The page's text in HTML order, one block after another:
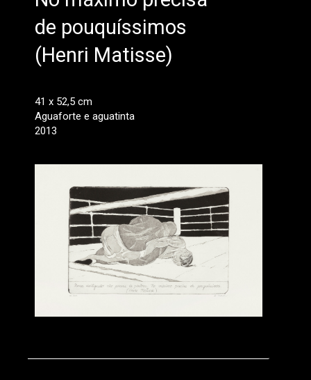
de pouquíssimos
(Henri Matisse)
41 x 52,5 cm
Aguaforte e aguatinta
2013